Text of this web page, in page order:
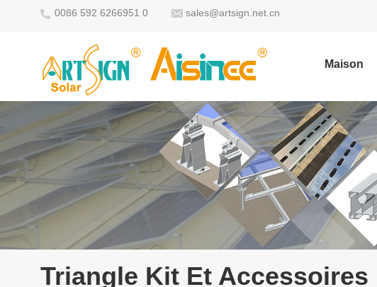
0086 592 6266951 0 sales@artsign.net.cn
Maison
Triangle Kit Et Accessoires